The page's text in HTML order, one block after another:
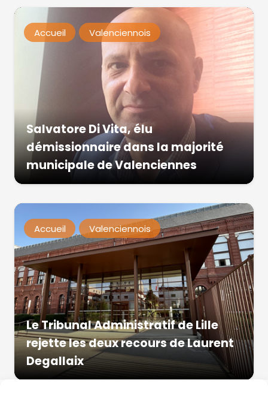
Accueil Valenciennois
Salvatore Di Vita, élu
démissionnaire dans la majorité
municipale de Valenciennes
Accueil Valenciennois
Le Tribunal Administratif de Lille
rejette les deux recours de Laurent
Degallaix